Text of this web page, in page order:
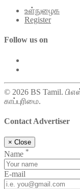
உள்நுழைக
Register
Follow us on
© 2026 BS Tamil.
காப்புரிமை.
Contact Advertiser
× Close
Name *
E-mail